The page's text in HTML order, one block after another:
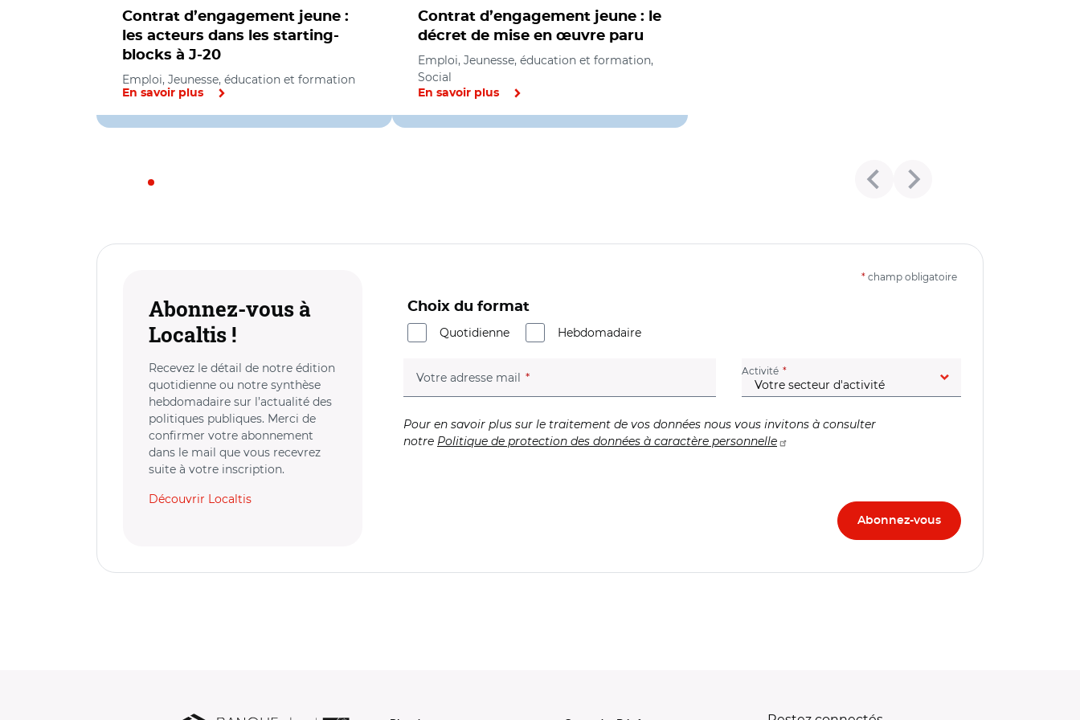
Contrat d’engagement jeune :
les acteurs dans les starting-
blocks à J-20
Emploi, Jeunesse, éducation et formation
En savoir plus
Contrat d’engagement jeune : le
décret de mise en œuvre paru
Emploi, Jeunesse, éducation et formation,
Social
En savoir plus
Abonnez-vous à
Localtis !
Recevez le détail de notre édition
quotidienne ou notre synthèse
hebdomadaire sur l’actualité des
politiques publiques. Merci de
confirmer votre abonnement
dans le mail que vous recevrez
suite à votre inscription.
Découvrir Localtis
* champ obligatoire
Choix du format
Quotidienne
Hebdomadaire
Votre adresse mail (champ obligatoire) Activité (champ obligatoire)
Pour en savoir plus sur le traitement de vos données nous vous invitons à consulter
notre Politique de protection des données à caractère personnelle